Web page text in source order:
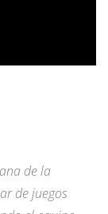
de la
de juegos